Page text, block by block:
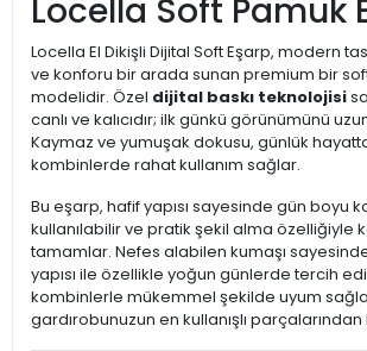
Locella Soft Pamuk
Locella El Dikişli Dijital Soft Eşarp, modern
ve konforu bir arada sunan premium bir
modelidir. Özel dijital baskı teknolojisi
canlı ve kalıcıdır; ilk günkü görünümünü
Kaymaz ve yumuşak dokusu, günlük
kombinlerde rahat kullanım sağlar.
Bu eşarp, hafif yapısı sayesinde gün boyu
kullanılabilir ve pratik şekil alma özelliğiyle
tamamlar. Nefes alabilen kumaşı
yapısı ile özellikle yoğun günlerde tercih
kombinlerle mükemmel şekilde uyum
gardırobunuzun en kullanışlı parçalarından